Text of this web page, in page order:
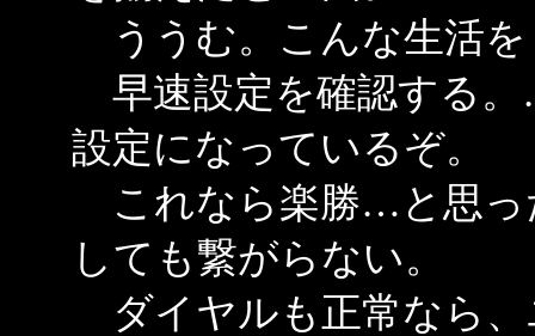
ううむ。こんな生活を
早速設定を確認する
設定になっているぞ。
これなら楽勝…と思っ
しても繋がらない。
ダイヤルも正常なら、